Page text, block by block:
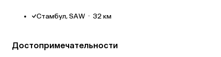
Стамбул, SAW · 32 км
Достопримечательности